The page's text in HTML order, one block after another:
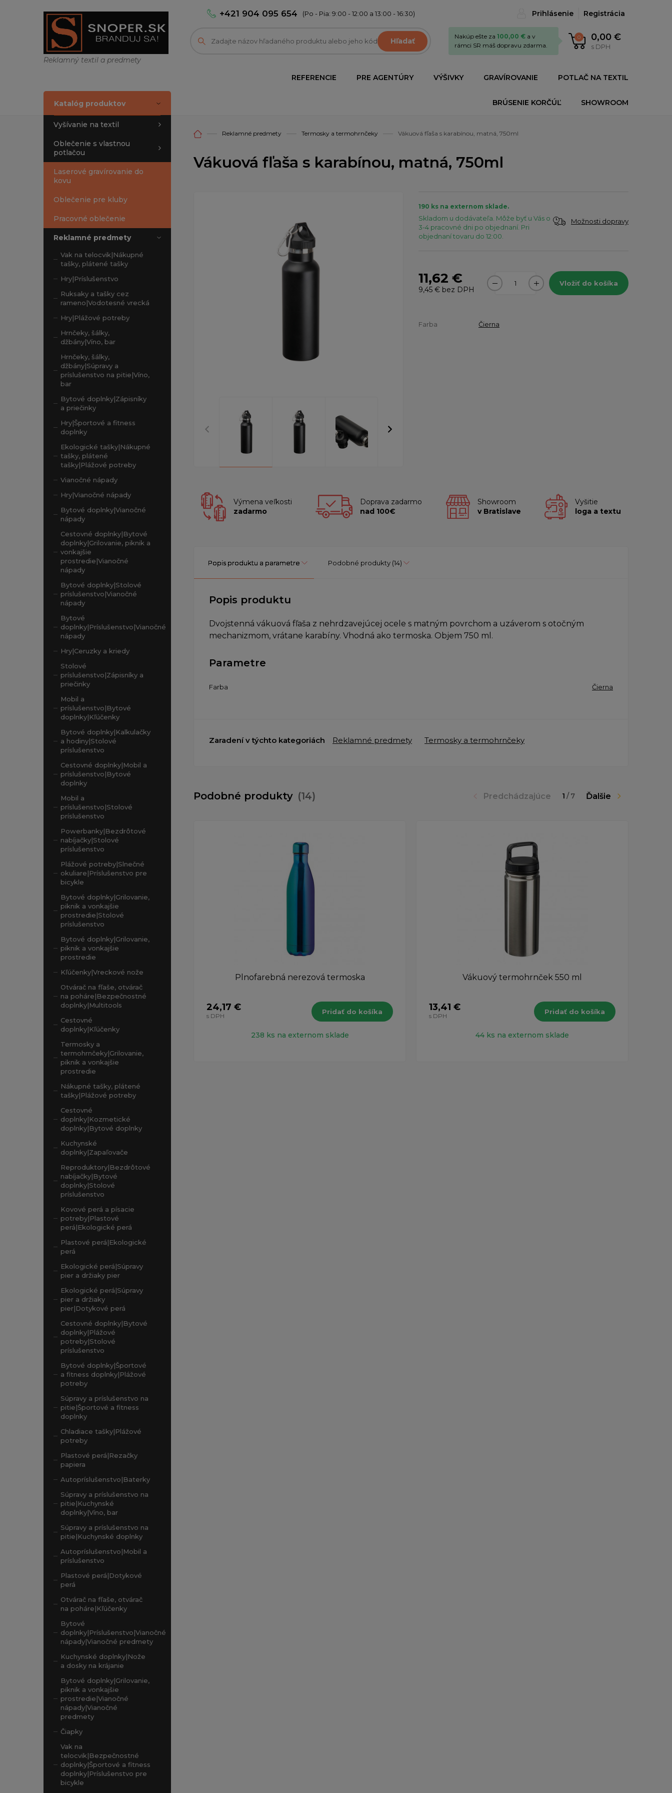
Reklamný textil a predmety
+421 904 095 654 (Po - Pia: 9:00 - 12:00 a 13:00 - 16:30) Prihlásenie Registrácia
Hľadať 0 0,00 €
s DPH
Nakúp ešte za 100,00 € a v
rámci SR máš dopravu zdarma.
REFERENCIE PRE AGENTÚRY VÝŠIVKY GRAVÍROVANIE POTLAČ NA TEXTIL
BRÚSENIE KORČÚĽ SHOWROOM
Katalóg produktov
Vyšívanie na textil
Oblečenie s vlastnou
potlačou
Laserové gravírovanie do
kovu
Oblečenie pre kluby
Pracovné oblečenie
Reklamné predmety
Vak na telocvik|Nákupné
tašky, plátené tašky
Hry|Príslušenstvo
Ruksaky a tašky cez
rameno|Vodotesné vrecká
Hry|Plážové potreby
Hrnčeky, šálky,
džbány|Víno, bar
Hrnčeky, šálky,
džbány|Súpravy a
príslušenstvo na pitie|Víno,
bar
Bytové doplnky|Zápisníky
a priečinky
Hry|Športové a fitness
doplnky
Ekologické tašky|Nákupné
tašky, plátené
tašky|Plážové potreby
Vianočné nápady
Hry|Vianočné nápady
Bytové doplnky|Vianočné
nápady
Cestovné doplnky|Bytové
doplnky|Grilovanie, piknik a
vonkajšie
prostredie|Vianočné
nápady
Bytové doplnky|Stolové
príslušenstvo|Vianočné
nápady
Bytové
doplnky|Príslušenstvo|Vianočné
nápady
Hry|Ceruzky a kriedy
Stolové
príslušenstvo|Zápisníky a
priečinky
Mobil a
príslušenstvo|Bytové
doplnky|Kľúčenky
Bytové doplnky|Kalkulačky
a hodiny|Stolové
príslušenstvo
Cestovné doplnky|Mobil a
príslušenstvo|Bytové
doplnky
Mobil a
príslušenstvo|Stolové
príslušenstvo
Powerbanky|Bezdrôtové
nabíjačky|Stolové
príslušenstvo
Plážové potreby|Slnečné
okuliare|Príslušenstvo pre
bicykle
Bytové doplnky|Grilovanie,
piknik a vonkajšie
prostredie|Stolové
príslušenstvo
Bytové doplnky|Grilovanie,
piknik a vonkajšie
prostredie
Kľúčenky|Vreckové nože
Otvárač na fľaše, otvárač
na poháre|Bezpečnostné
doplnky|Multitools
Cestovné
doplnky|Kľúčenky
Termosky a
termohrnčeky|Grilovanie,
piknik a vonkajšie
prostredie
Nákupné tašky, plátené
tašky|Plážové potreby
Cestovné
doplnky|Kozmetické
doplnky|Bytové doplnky
Kuchynské
doplnky|Zapaľovače
Reproduktory|Bezdrôtové
nabíjačky|Bytové
doplnky|Stolové
príslušenstvo
Kovové perá a písacie
potreby|Plastové
perá|Ekologické perá
Plastové perá|Ekologické
perá
Ekologické perá|Súpravy
pier a držiaky pier
Ekologické perá|Súpravy
pier a držiaky
pier|Dotykové perá
Cestovné doplnky|Bytové
doplnky|Plážové
potreby|Stolové
príslušenstvo
Bytové doplnky|Športové
a fitness doplnky|Plážové
potreby
Súpravy a príslušenstvo na
pitie|Športové a fitness
doplnky
Chladiace tašky|Plážové
potreby
Plastové perá|Rezačky
papiera
Autopríslušenstvo|Baterky
Súpravy a príslušenstvo na
pitie|Kuchynské
doplnky|Víno, bar
Súpravy a príslušenstvo na
pitie|Kuchynské doplnky
Autopríslušenstvo|Mobil a
príslušenstvo
Plastové perá|Dotykové
perá
Otvárač na fľaše, otvárač
na poháre|Kľúčenky
Bytové
doplnky|Príslušenstvo|Vianočné
nápady|Vianočné predmety
Kuchynské doplnky|Nože
a dosky na krájanie
Bytové doplnky|Grilovanie,
piknik a vonkajšie
prostredie|Vianočné
nápady|Vianočné
predmety
Čiapky
Vak na
telocvik|Bezpečnostné
doplnky|Športové a fitness
doplnky|Príslušenstvo pre
bicykle
Reklamné predmety Termosky a termohrnčeky Vákuová fľaša s karabínou, matná, 750ml
Vákuová fľaša s karabínou, matná, 750ml
190 ks na externom sklade.
Skladom u dodávateľa. Môže byť u Vás o
3-4 pracovné dni po objednaní. Pri
objednaní tovaru do 12:00.
Možnosti dopravy
11,62 €
9,45 € bez DPH
Vložiť do košíka
Farba Čierna
Výmena veľkosti
zadarmo
Doprava zadarmo
nad 100€
Showroom
v Bratislave
Vyšitie
loga a textu
Popis produktu a parametre Podobné produkty (14)
Popis produktu
Dvojstenná vákuová fľaša z nehrdzavejúcej ocele s matným povrchom a uzáverom s otočným
mechanizmom, vrátane karabíny. Vhodná ako termoska. Objem 750 ml.
Parametre
Farba Čierna
Zaradení v týchto kategoriách Reklamné predmety Termosky a termohrnčeky
Podobné produkty (14) Predchádzajúce 1 / 7 Ďalšie
Plnofarebná nerezová termoska
24,17 €
s DPH
Pridať do košíka
238 ks na externom sklade
Vákuový termohrnček 550 ml
13,41 €
s DPH
Pridať do košíka
44 ks na externom sklade